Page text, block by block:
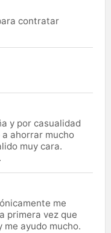
contratar
y por casualidad
ahorrar mucho
muy cara.
me
primera vez que
me ayudo mucho.